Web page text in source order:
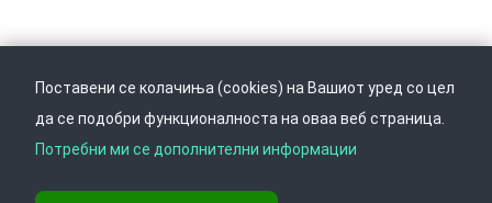
Врати се горе Следете не на
Поставени се колачиња (cookies) на Вашиот уред со цел
да се подобри функционалноста на оваа веб страница.
Потребни ми се дополнителни информации